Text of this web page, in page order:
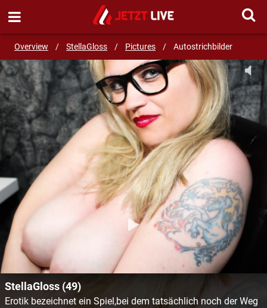
Overview / StellaGloss / Pictures / Autostrichbilder
SEND MESSAGE
StellaGloss (49)
Erotik bezeichnet ein Spiel,bei dem tatsächlich noch der Weg